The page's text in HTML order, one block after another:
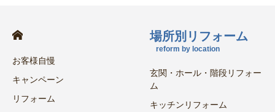
お客様自慢
キャンペーン
リフォーム
場所別リフォーム
reform by location
玄関・ホール・階段リフォー
ム
キッチンリフォーム